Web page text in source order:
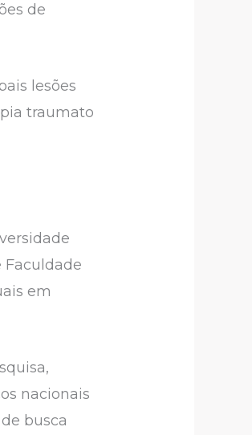
de
lesões
traumato
Faculdade
em
nacionais
busca